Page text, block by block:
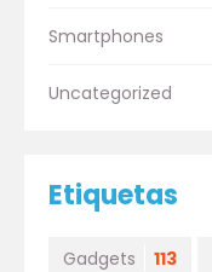
Smartphones
Uncategorized
Etiquetas
Gadgets 113